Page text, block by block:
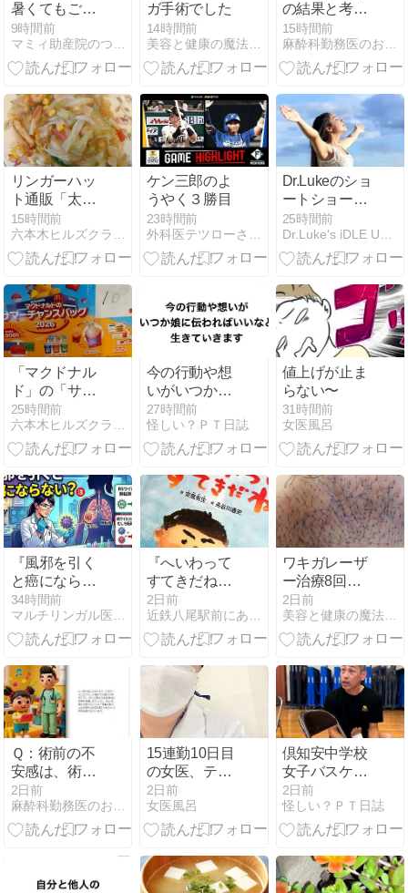
暑くてもごは
ん食べましょ
う
9時間前
ガ手術でした
14時間前
美容と健康の魔法の杖
の結果と考
察】小児気管
挿管チューブ
のカフ有無に
15時間前
リンガーハッ
ト通販「太麺
皿うどん」と
「長崎皿うど
ん」美味しい
15時間前
ケン三郎のよ
うやく３勝目
23時間前
Dr.Lukeのショ
ートショー
ト：キリスト
をエンジョイ
する秘訣-ひと
ルネス）、心
のマスクを外
して本心に戻
る
25時間前
「マクドナル
ド」の「サマ
ーチャンスバ
ッグ」２０２
６です。
25時間前
六本木ヒルズクラブ産業医・産婦人科医
今の行動や想
いがいつか娘
に伝わればい
いなと生きて
いきます
27時間前
怪しい？ＰＴ日誌
値上げが止ま
らない〜
31時間前
女医風呂
『風邪を引く
と癌にならな
い？！』
34時間前
マルチリンガル医師のよもやま話
『へいわって
すてきだね』
（詩・安里有
生 画・長谷川
義史、ブロン
2日前
近鉄八尾駅前にある鍼灸整骨院 東洋医学の事なら、いど鍼灸整…
ワキガレーザ
ー治療8回受
けても効果な
し
2日前
美容と健康の魔法の杖
Ｑ：術前の不
安感は、術後
疼痛や麻酔回
復の質にどの
程度影響を及
2日前
麻酔科勤務医のお勉強日記
15連勤10日目
の女医、テキ
トーAIにビッ
クリ
2日前
女医風呂
倶知安中学校
女子バスケッ
トボール部で
テーピング講
習会・メディ
を担当しまし
た
2日前
怪しい？ＰＴ日誌